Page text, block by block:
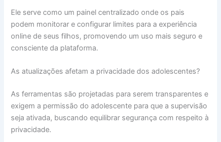
Ele serve como um painel centralizado onde os pais
podem monitorar e configurar limites para a experiência
online de seus filhos, promovendo um uso mais seguro e
consciente da plataforma.
As atualizações afetam a privacidade dos adolescentes?
As ferramentas são projetadas para serem transparentes e
exigem a permissão do adolescente para que a supervisão
seja ativada, buscando equilibrar segurança com respeito à
privacidade.